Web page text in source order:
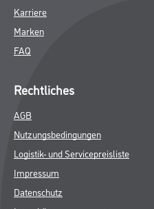
Karriere
Marken
FAQ
Rechtliches
AGB
Nutzungsbedingungen
Logistik- und Servicepreisliste
Impressum
Datenschutz